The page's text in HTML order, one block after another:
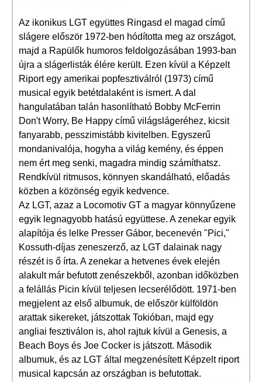
Az ikonikus LGT együttes Ringasd el magad című
slágere először 1972-ben hódította meg az országot,
majd a Rapülők humoros feldolgozásában 1993-ban
újra a slágerlisták élére került. Ezen kívül a Képzelt
Riport egy amerikai popfesztiválról (1973) című
musical egyik betétdalaként is ismert. A dal
hangulatában talán hasonlítható Bobby McFerrin
Don't Worry, Be Happy című világslágeréhez, kicsit
fanyarabb, pesszimistább kivitelben. Egyszerű
mondanivalója, hogyha a világ kemény, és éppen
nem ért meg senki, magadra mindig számíthatsz.
Rendkívül ritmusos, könnyen skandálható, előadás
közben a közönség egyik kedvence.
Az LGT, azaz a Locomotiv GT a magyar könnyűzene
egyik legnagyobb hatású együttese. A zenekar egyik
alapítója és lelke Presser Gábor, becenevén "Pici,"
Kossuth-díjas zeneszerző, az LGT dalainak nagy
részét is ő írta. A zenekar a hetvenes évek elején
alakult már befutott zenészekből, azonban időközben
a felállás Picin kívül teljesen lecserélődött. 1971-ben
megjelent az első albumuk, de először külföldön
arattak sikereket, játszottak Tokióban, majd egy
angliai fesztiválon is, ahol rajtuk kívül a Genesis, a
Beach Boys és Joe Cocker is játszott. Második
albumuk, és az LGT által megzenésített Képzelt riport
musical kapcsán az országban is befutottak.